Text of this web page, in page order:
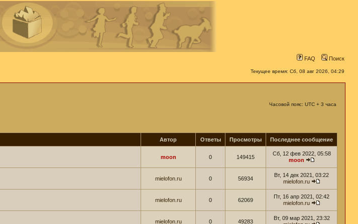
FAQ Поиск
Текущее время: Сб, 08 авг 2026, 04:29
Часовой пояс: UTC + 3 часа
Автор Ответы Просмотры Последнее сообщение
moon 0 149415
Сб, 12 фев 2022, 05:58
moon
mielofon.ru 0 56934
Вт, 14 дек 2021, 03:22
mielofon.ru
mielofon.ru 0 62069
Пт, 16 апр 2021, 02:42
mielofon.ru
mielofon.ru 0 49283
Вт, 09 мар 2021, 23:32